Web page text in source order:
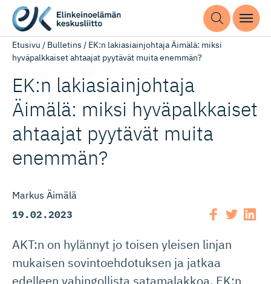
Etusivu / Bulletins / EK:n lakiasiainjohtaja Äimälä: miksi
hyväpalkkaiset ahtaajat pyytävät muita enemmän?
EK:n lakiasiain­johtaja
Äimälä: miksi hyväpalkkaiset
ahtaajat pyytävät muita
enemmän?
Markus Äimälä
19.02.2023
AKT:n on hylännyt jo toisen yleisen linjan
mukaisen sovintoehdotuksen ja jatkaa
edelleen vahingollista satamalakkoa. EK:n